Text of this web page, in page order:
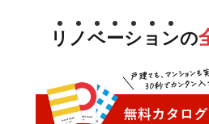
リ ノベーシ ョ ンの